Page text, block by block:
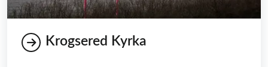
Krogsered Kyrka